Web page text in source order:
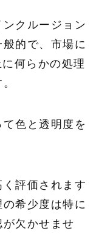
クルージョン
的で、市場に
何らかの処理
色と透明度を
評価されます
希少度は特に
欠かせませ